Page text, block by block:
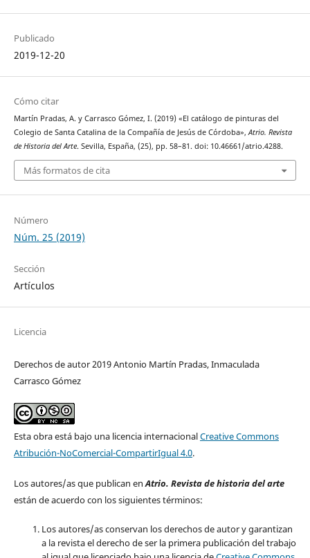
Publicado
2019-12-20
Cómo citar
Martín Pradas, A. y Carrasco Gómez, I. (2019) «El catálogo de pinturas del
Colegio de Santa Catalina de la Compañía de Jesús de Córdoba»,Atrio. Revista
de Historia del Arte. Sevilla, España, (25), pp. 58–81. doi: 10.46661/atrio.4288.
Más formatos de cita
Número
Núm. 25 (2019)
Sección
Artículos
Licencia
Derechos de autor 2019 Antonio Martín Pradas, Inmaculada
Carrasco Gómez
Esta obra está bajo una licencia internacionalCreative Commons
Atribución-NoComercial-CompartirIgual 4.0.
Los autores/as que publican en Atrio. Revista de historia del arte
están de acuerdo con los siguientes términos:
Los autores/as conservan los derechos de autor y garantizan
a la revista el derecho de ser la primera publicación del trabajo